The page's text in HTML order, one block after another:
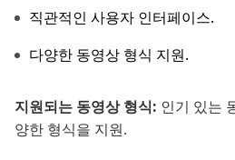
직관적인 사용자 인터페이스.
다양한 동영상 형식 지원.
지원되는 동영상 형식: 인기 있는
양한 형식을 지원.